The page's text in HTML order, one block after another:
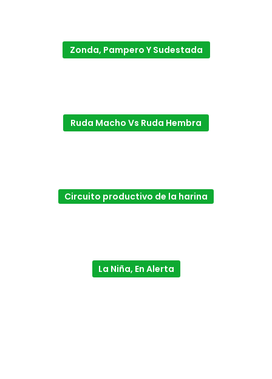
Zonda, Pampero Y Sudestada
Ruda Macho Vs Ruda Hembra
Circuito productivo de la harina
La Niña, En Alerta